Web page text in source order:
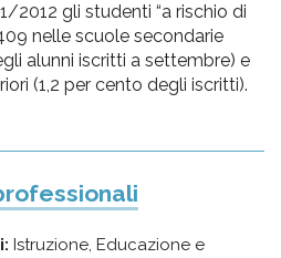
2012 gli studenti “a rischio di
nelle scuole secondarie
alunni iscritti a settembre) e
(1,2 per cento degli iscritti).
Istruzione, Educazione e